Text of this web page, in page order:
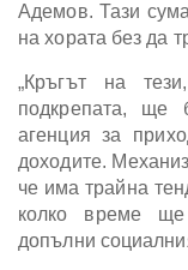
Адемов. Тази
на хората без да
„Кръгът на
подкрепата, ще
агенция за
доходите.
че има трайна
колко време
допълни